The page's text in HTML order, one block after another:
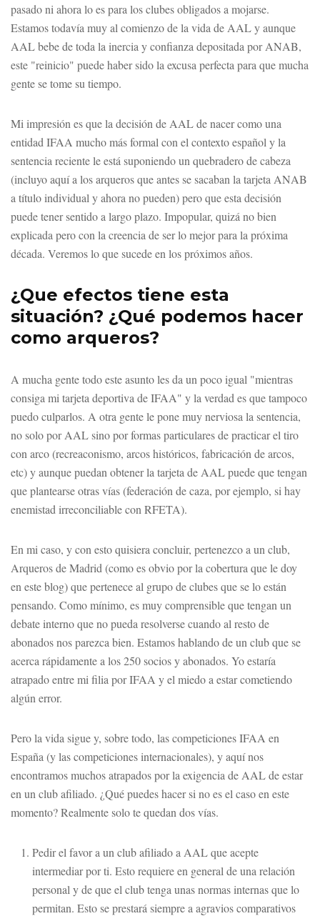
pasado ni ahora lo es para los clubes obligados a mojarse.
Estamos todavía muy al comienzo de la vida de AAL y aunque
AAL bebe de toda la inercia y confianza depositada por ANAB,
este "reinicio" puede haber sido la excusa perfecta para que mucha
gente se tome su tiempo.
Mi impresión es que la decisión de AAL de nacer como una
entidad IFAA mucho más formal con el contexto español y la
sentencia reciente le está suponiendo un quebradero de cabeza
(incluyo aquí a los arqueros que antes se sacaban la tarjeta ANAB
a título individual y ahora no pueden) pero que esta decisión
puede tener sentido a largo plazo. Impopular, quizá no bien
explicada pero con la creencia de ser lo mejor para la próxima
década. Veremos lo que sucede en los próximos años.
¿Que efectos tiene esta
situación? ¿Qué podemos hacer
como arqueros?
A mucha gente todo este asunto les da un poco igual "mientras
consiga mi tarjeta deportiva de IFAA" y la verdad es que tampoco
puedo culparlos. A otra gente le pone muy nerviosa la sentencia,
no solo por AAL sino por formas particulares de practicar el tiro
con arco (recreaconismo, arcos históricos, fabricación de arcos,
etc) y aunque puedan obtener la tarjeta de AAL puede que tengan
que plantearse otras vías (federación de caza, por ejemplo, si hay
enemistad irreconciliable con RFETA).
En mi caso, y con esto quisiera concluir, pertenezco a un club,
Arqueros de Madrid (como es obvio por la cobertura que le doy
en este blog) que pertenece al grupo de clubes que se lo están
pensando. Como mínimo, es muy comprensible que tengan un
debate interno que no pueda resolverse cuando al resto de
abonados nos parezca bien. Estamos hablando de un club que se
acerca rápidamente a los 250 socios y abonados. Yo estaría
atrapado entre mi filia por IFAA y el miedo a estar cometiendo
algún error.
Pero la vida sigue y, sobre todo, las competiciones IFAA en
España (y las competiciones internacionales), y aquí nos
encontramos muchos atrapados por la exigencia de AAL de estar
en un club afiliado. ¿Qué puedes hacer si no es el caso en este
momento? Realmente solo te quedan dos vías.
Pedir el favor a un club afiliado a AAL que acepte
intermediar por ti. Esto requiere en general de una relación
personal y de que el club tenga unas normas internas que lo
permitan. Esto se prestará siempre a agravios comparativos